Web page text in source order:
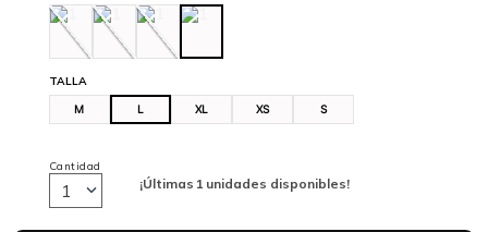
TALLA
M L XL XS S
¡Últimas 1 unidades disponibles!
Cantidad
1